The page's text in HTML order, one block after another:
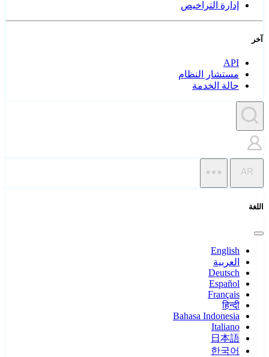
إدارة التراخيص
آخر
API
مستشار النظام
حالة الخدمة
AR
اللغة
English
العربية
Deutsch
Español
Français
हिन्दी
Bahasa Indonesia
Italiano
日本語
한국어